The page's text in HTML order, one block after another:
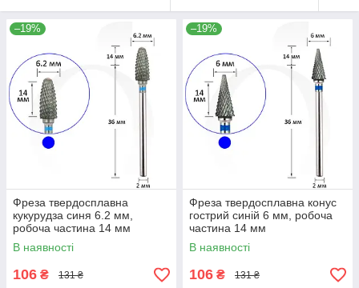
–19%
Фреза твердосплавна
кукурудза синя 6.2 мм,
робоча частина 14 мм
В наявності
106 ₴ 131 ₴
–19%
Фреза твердосплавна конус
гострий синій 6 мм, робоча
частина 14 мм
В наявності
106 ₴ 131 ₴